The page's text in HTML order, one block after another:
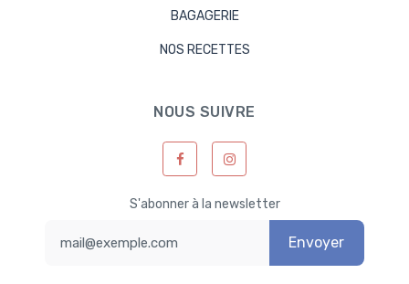
BAGAGERIE
NOS RECETTES
NOUS SUIVRE
S'abonner à la newsletter
Envoyer